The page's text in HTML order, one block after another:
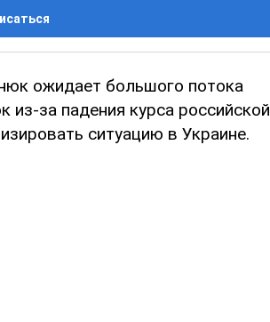
ожидает большого потока
из-за падения курса российской
ситуацию в Украине.